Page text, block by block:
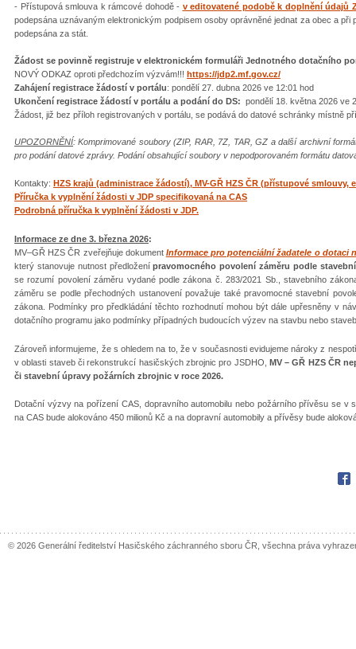
- Přístupová smlouva k rámcové dohodě - v editovatené podobě k doplnění údajů
podepsána uznávaným elektronickým podpisem osoby oprávněné jednat za obec a
podepsána za stát.
Žádost se povinně registruje v elektronickém formuláři Jednotného dotačního
NOVÝ ODKAZ oproti předchozím výzvám!!! https://jdp2.mf.gov.cz/
Zahájení registrace žádostí v portálu: pondělí 27. dubna 2026 ve 12:01 hod
Ukončení registrace žádostí v portálu a podání do DS: pondělí 18. května 2026 ve
Žádost, již bez příloh registrovaných v portálu, se podává do datové schránky místně
UPOZORNĚNÍ: Komprimované soubory (ZIP, RAR, 7Z, TAR, GZ a další archivní
pro podání datové zprávy. Podání obsahující soubory v nepodporovaném formátu
Kontakty: HZS krajů (administrace žádostí), MV-GŘ HZS ČR (přístupové smlouvy,
Příručka k vyplnění žádosti v JDP specifikovaná na CAS
Podrobná příručka k vyplnění žádosti v JDP.
Informace ze dne 3. března 2026:
MV–GŘ HZS ČR zveřejňuje dokument Informace pro potenciální žadatele o dotaci
který stanovuje nutnost předloženípravomocného povolení záměru podle
se rozumí povolení záměru vydané podle zákona č. 283/2021 Sb., stavebního
záměru se podle přechodných ustanovení považuje také pravomocné stavební
zákona. Podmínky pro předkládání těchto rozhodnutí mohou být dále upřesněny v
dotačního programu jako podmínky případných budoucích výzev na stavbu nebo
Zároveň informujeme, že s ohledem na to, že v současnosti evidujeme nároky z
v oblasti staveb či rekonstrukcí hasičských zbrojnic pro JSDHO, MV – GŘ HZS ČR
či stavební úpravy požárních zbrojnic v roce 2026.
Dotační výzvy na pořízení CAS, dopravního automobilu nebo požárního přívěsu se v
na CAS bude alokováno 450 milionů Kč a na dopravní automobily a přívěsy bude
© 2026 Generální ředitelství Hasičského záchranného sboru ČR, všechna práva